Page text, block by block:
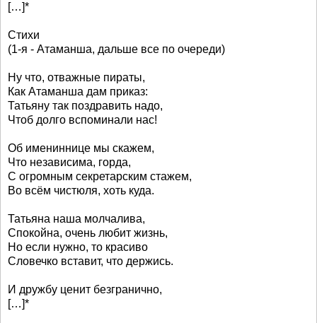
[…]*
Стихи
(1-я - Атаманша, дальше все по очереди)
Ну что, отважные пираты,
Как Атаманша дам приказ:
Татьяну так поздравить надо,
Чтоб долго вспоминали нас!
Об имениннице мы скажем,
Что независима, горда,
С огромным секретарским стажем,
Во всём чистюля, хоть куда.
Татьяна наша молчалива,
Спокойна, очень любит жизнь,
Но если нужно, то красиво
Словечко вставит, что держись.
И дружбу ценит безгранично,
[…]*